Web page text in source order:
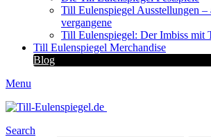
Till Eulenspiegel Ausstellungen –
vergangene
Till Eulenspiegel: Der Imbiss mit
Till Eulenspiegel Merchandise
Blog
Menu
Search